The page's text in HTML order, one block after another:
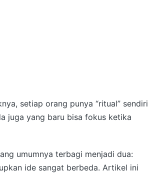
setiap orang punya “ritual” sendiri
juga yang baru bisa fokus ketika
umumnya terbagi menjadi dua:
ide sangat berbeda. Artikel ini